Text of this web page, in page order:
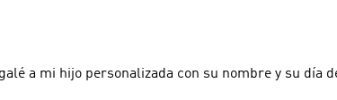
a mi hijo personalizada con su nombre y su día